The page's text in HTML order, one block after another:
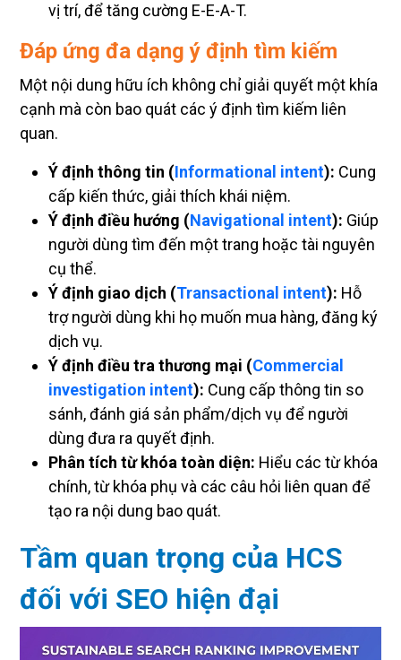
vị trí, để tăng cường E-E-A-T.
Đáp ứng đa dạng ý định tìm kiếm
Một nội dung hữu ích không chỉ giải quyết một khía
cạnh mà còn bao quát các ý định tìm kiếm liên
quan.
Ý định thông tin (Informational intent): Cung
cấp kiến thức, giải thích khái niệm.
Ý định điều hướng (Navigational intent): Giúp
người dùng tìm đến một trang hoặc tài nguyên
cụ thể.
Ý định giao dịch (Transactional intent): Hỗ
trợ người dùng khi họ muốn mua hàng, đăng ký
dịch vụ.
Ý định điều tra thương mại (Commercial
investigation intent): Cung cấp thông tin so
sánh, đánh giá sản phẩm/dịch vụ để người
dùng đưa ra quyết định.
Phân tích từ khóa toàn diện: Hiểu các từ khóa
chính, từ khóa phụ và các câu hỏi liên quan để
tạo ra nội dung bao quát.
Tầm quan trọng của HCS
đối với SEO hiện đại